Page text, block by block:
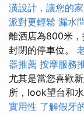
潢設計，讓您的
派對更輕鬆 漏水
離酒店為800米
封閉的停車位。
器推薦 按摩服務
尤其是當您喜歡
所，look望台和
實用性 了解假牙